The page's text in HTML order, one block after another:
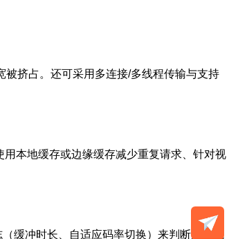
被挤占。还可采用多连接/多线程传输与支持
本地缓存或边缘缓存减少重复请求、针对视
缓冲时长、自适应码率切换）来判断用户观